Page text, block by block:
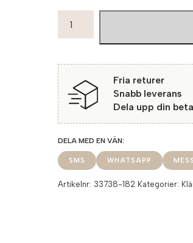
Klänning
Denim
Blue
mängd
Fria returer
Snabb leverans
Dela upp din
SMS WHATSAPP
Artikelnr: 33738-182 Kategorier: